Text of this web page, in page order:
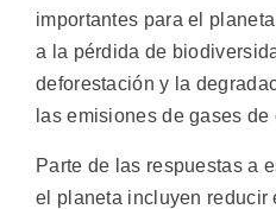
importantes para el
a la pérdida de
deforestación y la
las emisiones de gases
Parte de las respuestas a
el planeta incluyen reducir